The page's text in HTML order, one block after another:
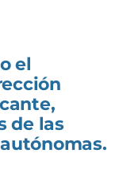
el
de las